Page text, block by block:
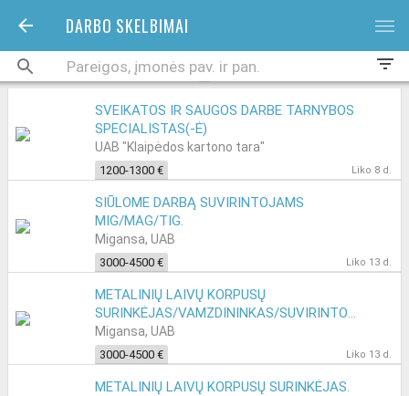
DARBO SKELBIMAI bars
filter_list
SVEIKATOS IR SAUGOS DARBE TARNYBOS
SPECIALISTAS(-Ė)
UAB "Klaipėdos kartono tara"
1200-1300 € Liko 8 d.
SIŪLOME DARBĄ SUVIRINTOJAMS
MIG/MAG/TIG.
Migansa, UAB
3000-4500 € Liko 13 d.
METALINIŲ LAIVŲ KORPUSŲ
SURINKĖJAS/VAMZDININKAS/SUVIRINTOJAS.
Migansa, UAB
3000-4500 € Liko 13 d.
METALINIŲ LAIVŲ KORPUSŲ SURINKĖJAS.